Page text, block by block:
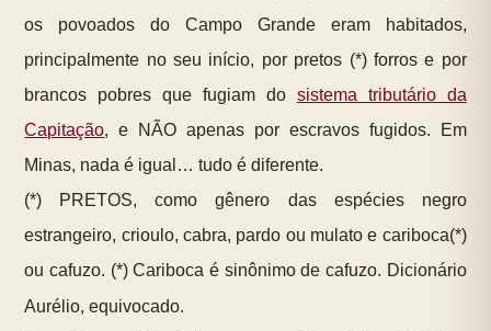
os povoados do Campo Grande eram habitados,
principalmente no seu início, por pretos (*) forros e por
brancos pobres que fugiam do sistema tributário da
Capitação, e NÃO apenas por escravos fugidos. Em
Minas, nada é igual… tudo é diferente.
(*) PRETOS, como gênero das espécies negro
estrangeiro, crioulo, cabra, pardo ou mulato e cariboca(*)
ou cafuzo. (*) Cariboca é sinônimo de cafuzo. Dicionário
Aurélio, equivocado.